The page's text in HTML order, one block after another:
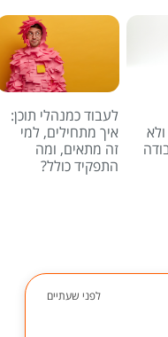
לעבוד כמנהלי תוכן:
איך מתחילים, למי
זה מתאים, ומה
התפקיד כולל?
לפני שעתיים